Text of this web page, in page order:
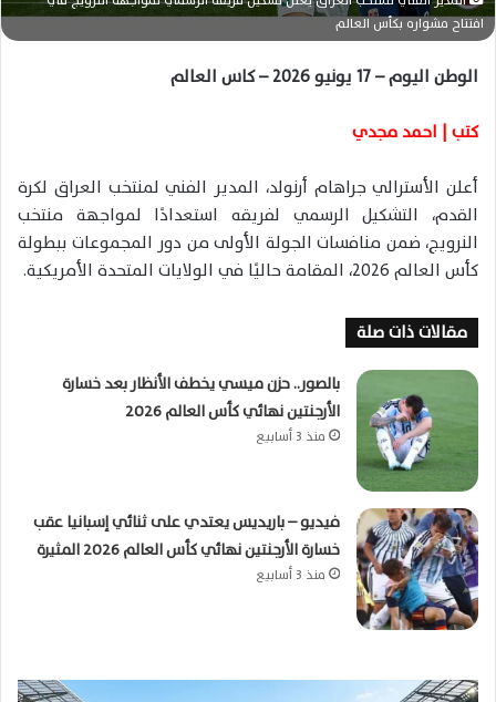
ر
و
ن
ا
افتتاح مشواره بكأس العالم
الوطن اليوم – 17 يونيو 2026 – كاس العالم
كتب | احمد مجدي
أعلن الأسترالي جراهام أرنولد، المدير الفني لمنتخب العراق لكرة
القدم، التشكيل الرسمي لفريقه استعدادًا لمواجهة منتخب
النرويج، ضمن منافسات الجولة الأولى من دور المجموعات ببطولة
كأس العالم 2026، المقامة حاليًا في الولايات المتحدة الأمريكية.
مقالات ذات صلة
بالصور.. حزن ميسي يخطف الأنظار بعد خسارة
الأرجنتين نهائي كأس العالم 2026
منذ 3 أسابيع
فيديو – باريديس يعتدي على ثنائي إسبانيا عقب
خسارة الأرجنتين نهائي كأس العالم 2026 المثيرة
منذ 3 أسابيع